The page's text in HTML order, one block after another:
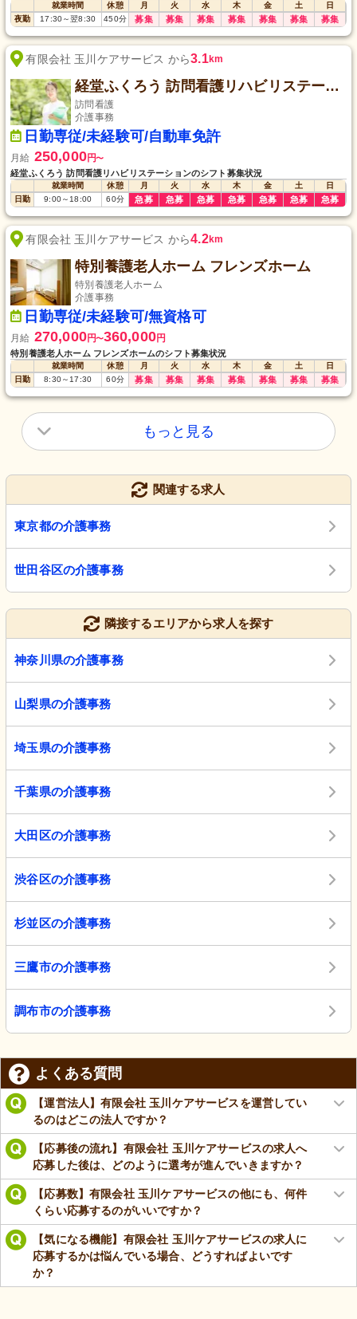
就業時間 休憩 月 火 水 木 金 土
日
夜勤
17:30～翌8:30 450分 募集 募集 募集 募集 募集 募集 募集
有限会社 玉川ケアサービス から3.1km
経堂ふくろう 訪問看護リハビリステーション
訪問看護
介護事務
日勤専従/未経験可/自動車免許
月給 250,000円〜
経堂ふくろう 訪問看護リハビリステーションのシフト募集状況
就業時間 休憩 月 火 水 木 金 土
日
日勤
9:00～18:00 60分 急募 急募 急募 急募 急募 急募 急募
有限会社 玉川ケアサービス から4.2km
特別養護老人ホーム フレンズホーム
特別養護老人ホーム
介護事務
日勤専従/未経験可/無資格可
月給 270,000円〜360,000円
特別養護老人ホーム フレンズホームのシフト募集状況
就業時間 休憩 月 火 水 木 金 土
日
日勤
8:30～17:30 60分 募集 募集 募集 募集 募集 募集 募集
もっと見る
関連する求人
東京都の介護事務
世田谷区の介護事務
隣接するエリアから求人を探す
神奈川県の介護事務
山梨県の介護事務
埼玉県の介護事務
千葉県の介護事務
大田区の介護事務
渋谷区の介護事務
杉並区の介護事務
三鷹市の介護事務
調布市の介護事務
よくある質問
【運営法人】有限会社 玉川ケアサービスを運営してい
るのはどこの法人ですか？
【応募後の流れ】有限会社 玉川ケアサービスの求人へ
応募した後は、どのように選考が進んでいきますか？
【応募数】有限会社 玉川ケアサービスの他にも、何件
くらい応募するのがいいですか？
【気になる機能】有限会社 玉川ケアサービスの求人に
応募するかは悩んでいる場合、どうすればよいです
か？